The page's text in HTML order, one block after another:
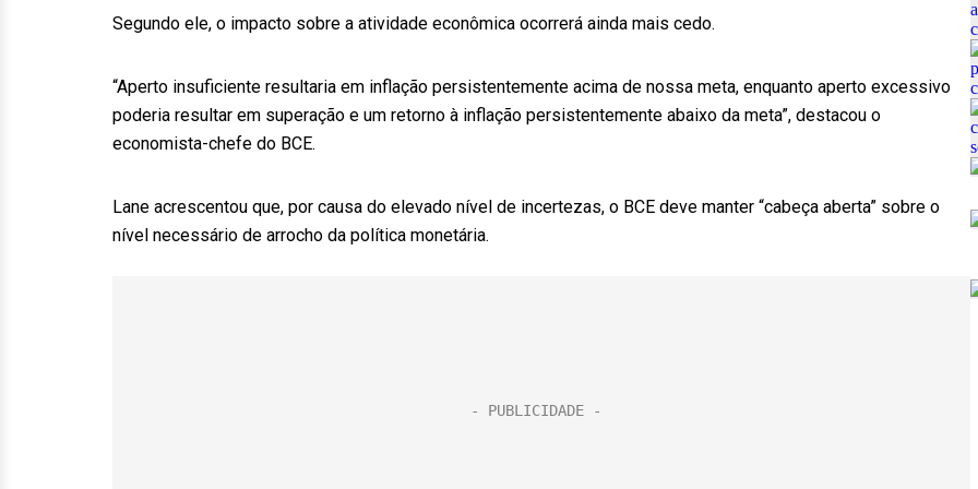
Segundo ele, o impacto sobre a atividade econômica ocorrerá ainda mais cedo.
“Aperto insuficiente resultaria em inflação persistentemente acima de nossa meta, enquanto aperto excessivo
poderia resultar em superação e um retorno à inflação persistentemente abaixo da meta”, destacou o
economista-chefe do BCE.
Lane acrescentou que, por causa do elevado nível de incertezas, o BCE deve manter “cabeça aberta” sobre o
nível necessário de arrocho da política monetária.